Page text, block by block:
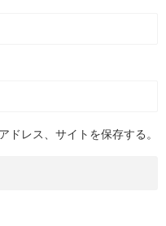
レス、サイトを保存する。